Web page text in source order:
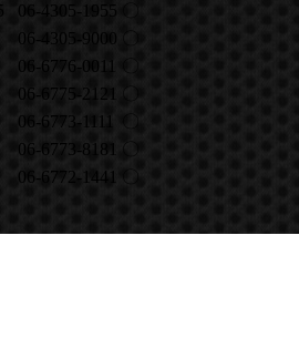
06-4305-1955
06-4305-9000
06-6776-0011
06-6775-2121
〇
06-6773-1111
06-6773-8181
06-6772-1441 〇